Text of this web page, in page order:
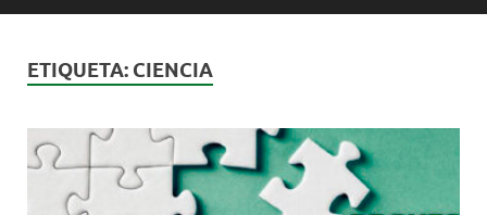
ETIQUETA: CIENCIA